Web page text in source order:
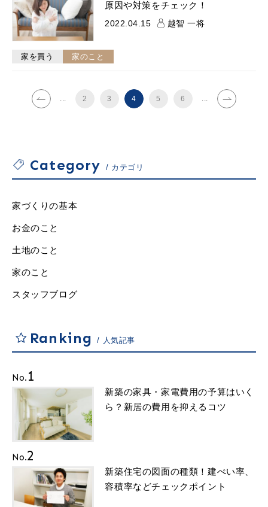
家を買う 家のこと
原因や対策をチェック！
2022.04.15 越智 一将
... 2 3 4 5 6 ...
Category カテゴリ
家づくりの基本
お金のこと
土地のこと
家のこと
スタッフブログ
Ranking 人気記事
No. 1
新築の家具・家電費用の予算はいく
ら？新居の費用を抑えるコツ
No.2
新築住宅の図面の種類！建ぺい率、
容積率などチェックポイント